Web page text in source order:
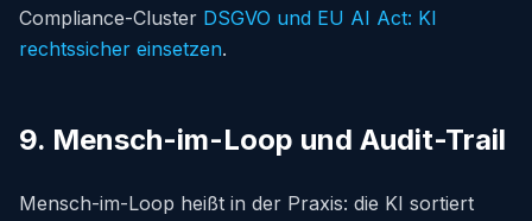
Compliance-Cluster DSGVO und EU AI Act: KI
rechtssicher einsetzen.
9. Mensch-im-Loop und Audit-Trail
Mensch-im-Loop heißt in der Praxis: die KI sortiert